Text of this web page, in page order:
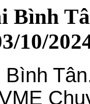
Bình
10/